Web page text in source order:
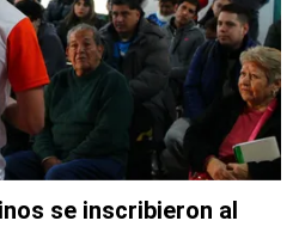
se inscribieron al